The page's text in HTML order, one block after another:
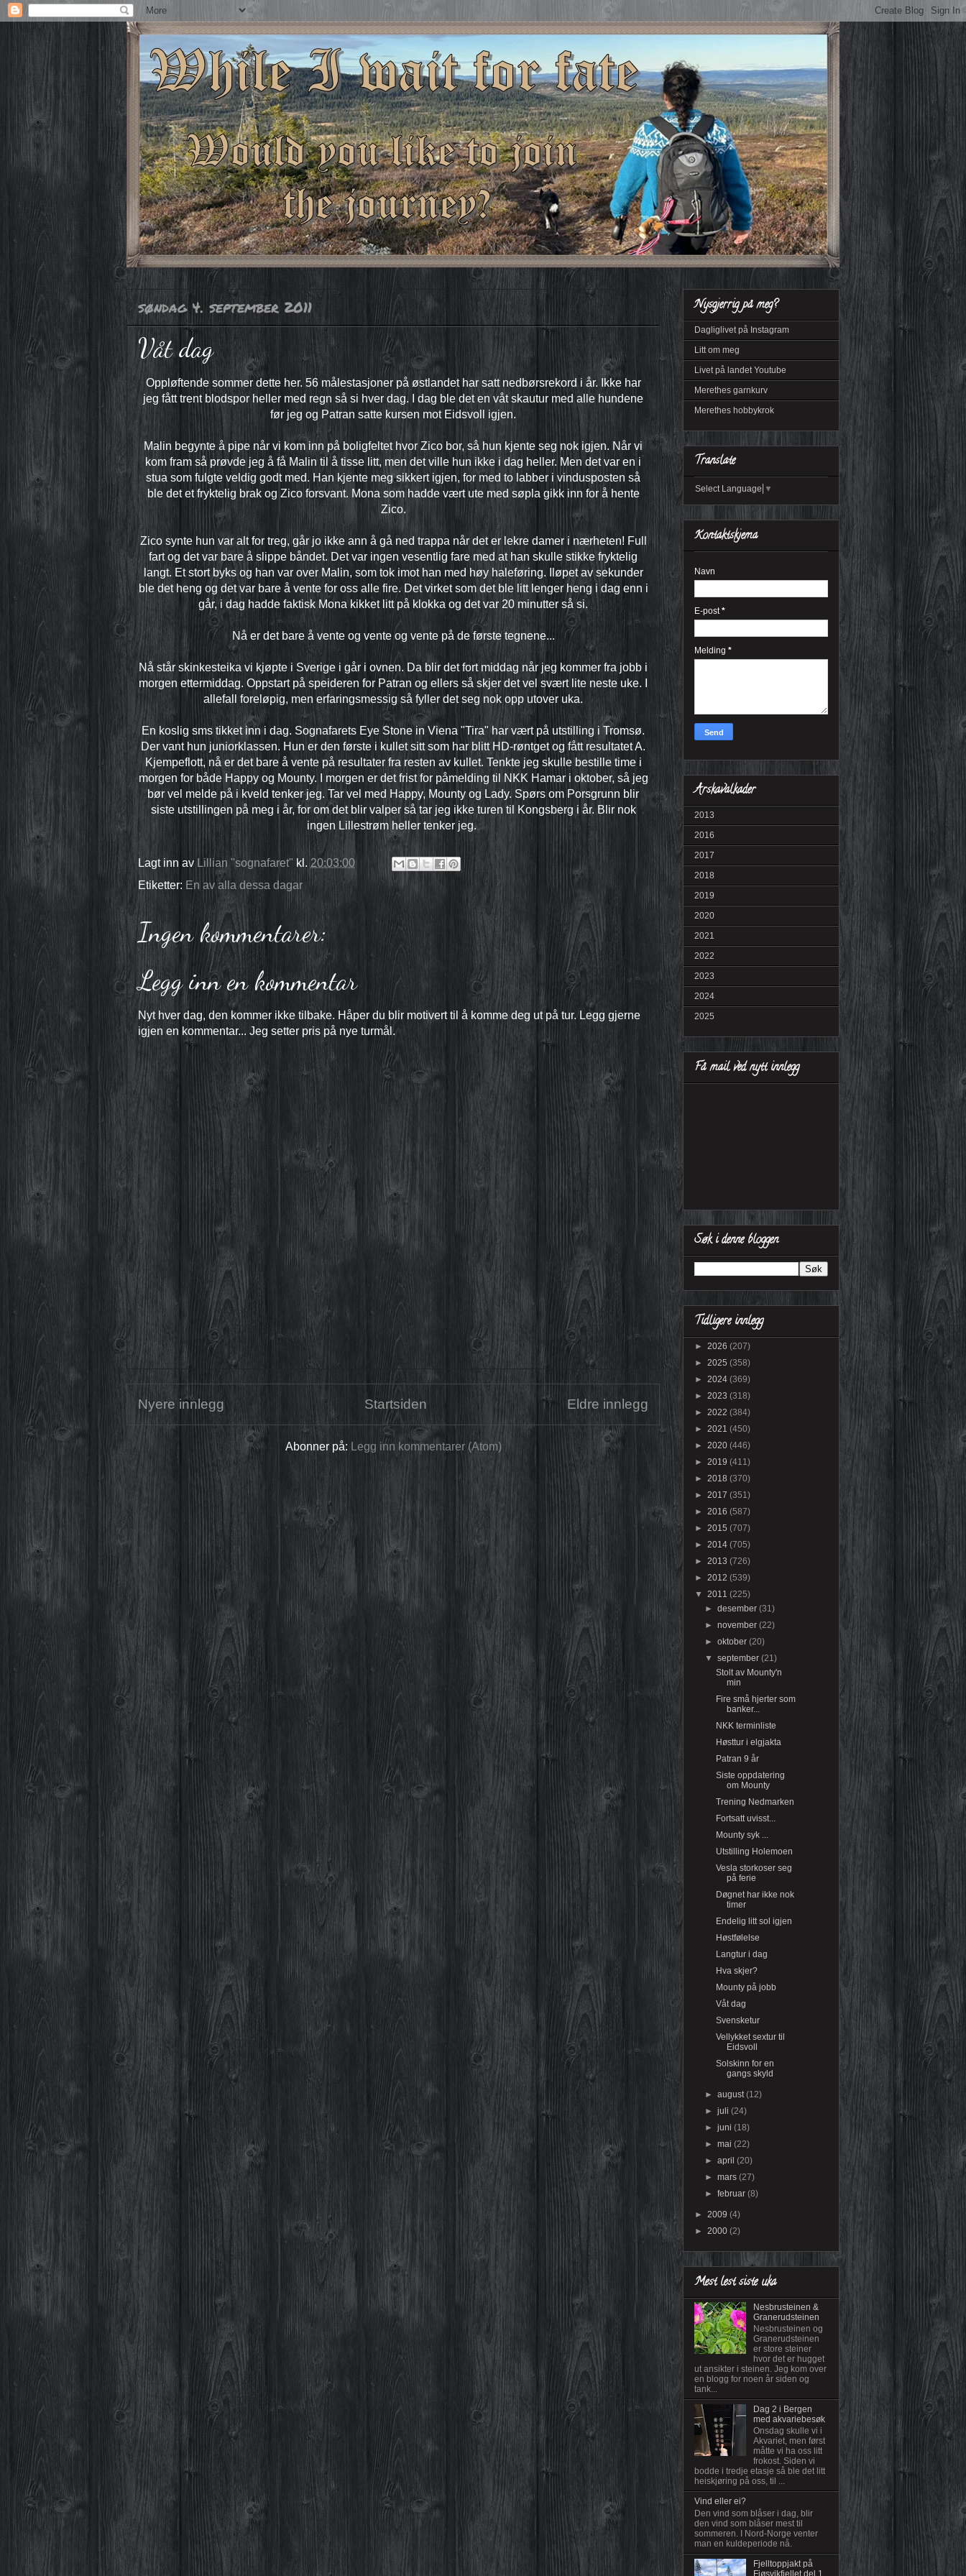
søndag 4. september 2011
Våt dag
Oppløftende sommer dette her. 56 målestasjoner på østlandet har satt nedbørsrekord i år. Ikke har
jeg fått trent blodspor heller med regn så si hver dag. I dag ble det en våt skautur med alle hundene
før jeg og Patran satte kursen mot Eidsvoll igjen.
Malin begynte å pipe når vi kom inn på boligfeltet hvor Zico bor, så hun kjente seg nok igjen. Når vi
kom fram så prøvde jeg å få Malin til å tisse litt, men det ville hun ikke i dag heller. Men det var en i
stua som fulgte veldig godt med. Han kjente meg sikkert igjen, for med to labber i vindusposten så
ble det et fryktelig brak og Zico forsvant. Mona som hadde vært ute med søpla gikk inn for å hente
Zico.
Zico synte hun var alt for treg, går jo ikke ann å gå ned trappa når det er lekre damer i nærheten! Full
fart og det var bare å slippe båndet. Det var ingen vesentlig fare med at han skulle stikke fryktelig
langt. Et stort byks og han var over Malin, som tok imot han med høy haleføring. Iløpet av sekunder
ble det heng og det var bare å vente for oss alle fire. Det virket som det ble litt lenger heng i dag enn i
går, i dag hadde faktisk Mona kikket litt på klokka og det var 20 minutter så si.
Nå er det bare å vente og vente og vente på de første tegnene...
Nå står skinkesteika vi kjøpte i Sverige i går i ovnen. Da blir det fort middag når jeg kommer fra jobb i
morgen ettermiddag. Oppstart på speideren for Patran og ellers så skjer det vel svært lite neste uke. I
allefall foreløpig, men erfaringsmessig så fyller det seg nok opp utover uka.
En koslig sms tikket inn i dag. Sognafarets Eye Stone in Viena "Tira" har vært på utstilling i Tromsø.
Der vant hun juniorklassen. Hun er den første i kullet sitt som har blitt HD-røntget og fått resultatet A.
Kjempeflott, nå er det bare å vente på resultater fra resten av kullet. Tenkte jeg skulle bestille time i
morgen for både Happy og Mounty. I morgen er det frist for påmelding til NKK Hamar i oktober, så jeg
bør vel melde på i kveld tenker jeg. Tar vel med Happy, Mounty og Lady. Spørs om Porsgrunn blir
siste utstillingen på meg i år, for om det blir valper så tar jeg ikke turen til Kongsberg i år. Blir nok
ingen Lillestrøm heller tenker jeg.
Lagt inn av Lillian "sognafaret" kl. 20:03:00
Etiketter: En av alla dessa dagar
Ingen kommentarer:
Legg inn en kommentar
Nyt hver dag, den kommer ikke tilbake. Håper du blir motivert til å komme deg ut på tur. Legg gjerne
igjen en kommentar... Jeg setter pris på nye turmål.
Nyere innlegg Eldre innlegg
Startsiden
Abonner på: Legg inn kommentarer (Atom)
Nysgjerrig på meg?
Dagliglivet på Instagram
Litt om meg
Livet på landet Youtube
Merethes garnkurv
Merethes hobbykrok
Translate
Select Language ▼
Kontaktskjema
Navn
E-post*
Melding *
Årskavalkader
2013
2016
2017
2018
2019
2020
2021
2022
2023
2024
2025
Få mail ved nytt innlegg
Søk i denne bloggen
Tidligere innlegg
► 2026 (207)
► 2025 (358)
► 2024 (369)
► 2023 (318)
► 2022 (384)
► 2021 (450)
► 2020 (446)
► 2019 (411)
► 2018 (370)
► 2017 (351)
► 2016 (587)
► 2015 (707)
► 2014 (705)
► 2013 (726)
► 2012 (539)
▼ 2011 (225)
►desember(31)
►november(22)
►oktober(20)
▼september(21)
Stolt av Mounty'n
min
Fire små hjerter som
banker...
NKK terminliste
Høsttur i elgjakta
Patran 9 år
Siste oppdatering
om Mounty
Trening Nedmarken
Fortsatt uvisst...
Mounty syk ...
Utstilling Holemoen
Vesla storkoser seg
på ferie
Døgnet har ikke nok
timer
Endelig litt sol igjen
Høstfølelse
Langtur i dag
Hva skjer?
Mounty på jobb
Våt dag
Svensketur
Vellykket sextur til
Eidsvoll
Solskinn for en
gangs skyld
►august(12)
►juli(24)
►juni(18)
►mai(22)
►april(20)
►mars(27)
►februar(8)
► 2009 (4)
► 2000 (2)
Mest lest siste uka
Nesbrusteinen &
Granerudsteinen
Nesbrusteinen og
Granerudsteinen
er store steiner
hvor det er hugget
ut ansikter i steinen. Jeg kom over
en blogg for noen år siden og
tank...
Dag 2 i Bergen
med akvariebesøk
Onsdag skulle vi i
Akvariet, men først
måtte vi ha oss litt
frokost. Siden vi
bodde i tredje etasje så ble det litt
heiskjøring på oss, til ...
Vind eller ei?
Den vind som blåser i dag, blir
den vind som blåser mest til
sommeren. I Nord-Norge venter
man en kuldeperiode nå.
Fjelltoppjakt på
Fjøsvikfjellet del 1